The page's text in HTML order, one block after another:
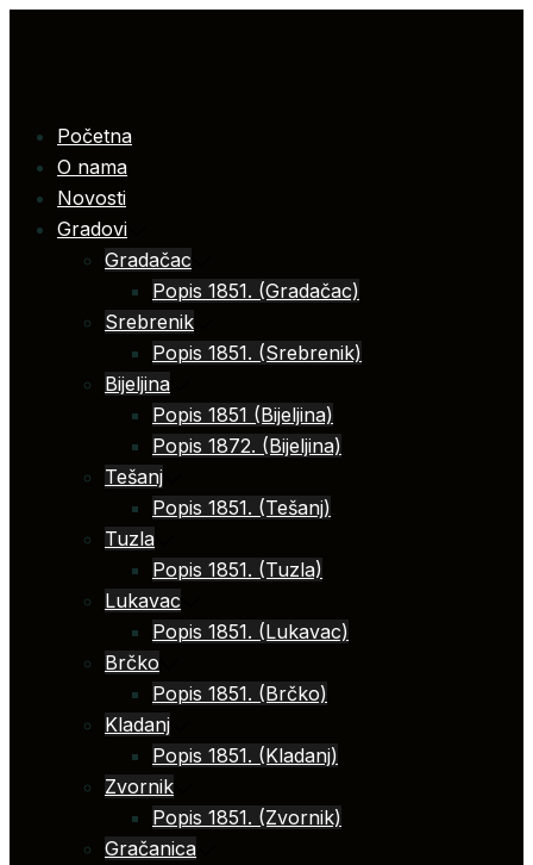
Početna
O nama
Novosti
Gradovi
Gradačac
Popis 1851. (Gradačac)
Srebrenik
Popis 1851. (Srebrenik)
Bijeljina
Popis 1851 (Bijeljina)
Popis 1872. (Bijeljina)
Tešanj
Popis 1851. (Tešanj)
Tuzla
Popis 1851. (Tuzla)
Lukavac
Popis 1851. (Lukavac)
Brčko
Popis 1851. (Brčko)
Kladanj
Popis 1851. (Kladanj)
Zvornik
Popis 1851. (Zvornik)
Gračanica